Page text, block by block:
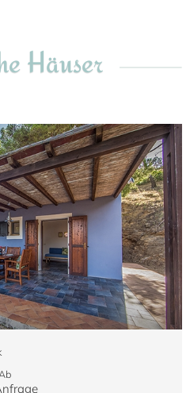
Häuser
Ab